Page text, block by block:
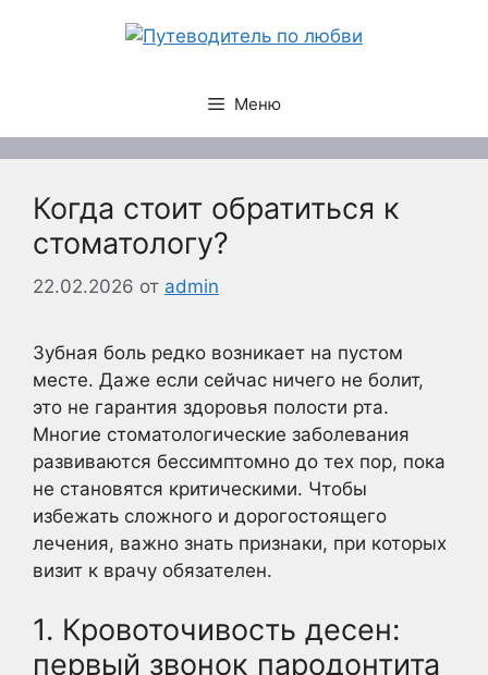
Меню
Когда стоит обратиться к
стоматологу?
22.02.2026 от admin
Зубная боль редко возникает на пустом
месте. Даже если сейчас ничего не болит,
это не гарантия здоровья полости рта.
Многие стоматологические заболевания
развиваются бессимптомно до тех пор, пока
не становятся критическими. Чтобы
избежать сложного и дорогостоящего
лечения, важно знать признаки, при которых
визит к врачу обязателен.
1. Кровоточивость десен:
первый звонок пародонтита